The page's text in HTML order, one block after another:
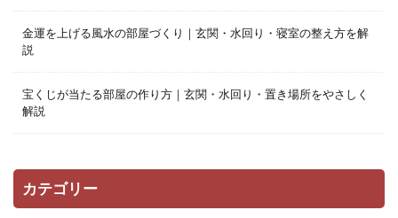
金運を上げる風水の部屋づくり｜玄関・水回り・寝室の整え方を解
説
宝くじが当たる部屋の作り方｜玄関・水回り・置き場所をやさしく
解説
カテゴリー